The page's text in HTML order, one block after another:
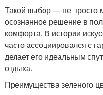
Такой выбор — не просто
осознанное решение в
комфорта. В истории
часто ассоциировался с
делает его идеальным
отдыха.
Преимущества зеленого